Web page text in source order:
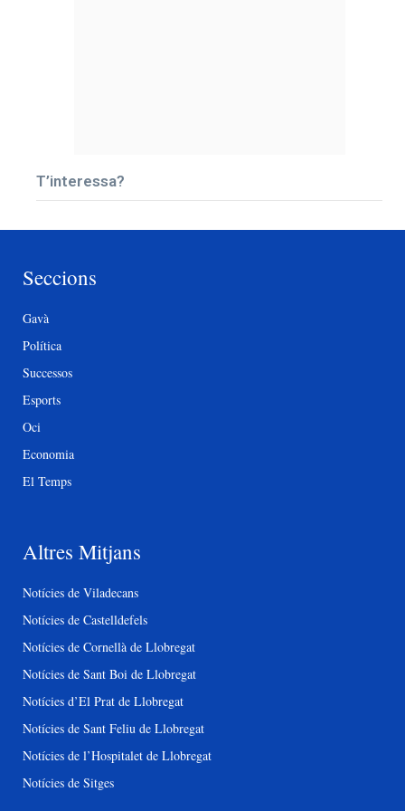
T’interessa?
Seccions
Gavà
Política
Successos
Esports
Oci
Economia
El Temps
Altres Mitjans
Notícies de Viladecans
Notícies de Castelldefels
Notícies de Cornellà de Llobregat
Notícies de Sant Boi de Llobregat
Notícies d’El Prat de Llobregat
Notícies de Sant Feliu de Llobregat
Notícies de l’Hospitalet de Llobregat
Notícies de Sitges